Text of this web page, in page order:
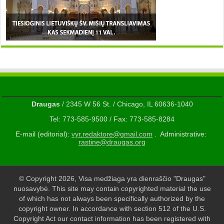
Draugas/ 2345 W 56 St. / Chicago, IL 60636-1040
Tel: 773-585-9500 / Fax: 773-585-8284
E-mail (editorial): vyr.redaktore@gmail.com . Administrative:
rastine@draugas.org
© Copyright 2026, Visa medžiaga yra dienraščio "Draugas"
nuosavybė. This site may contain copyrighted material the use
of which has not always been specifically authorized by the
copyright owner. In accordance with section 512 of the U.S.
Copyright Act our contact information has been registered with